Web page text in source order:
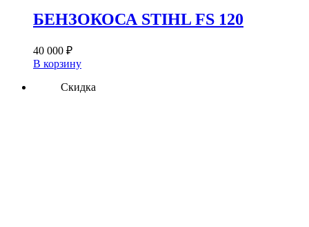
БЕНЗОКОСА STIHL FS 120
40 000 ₽
В корзину
Скидка